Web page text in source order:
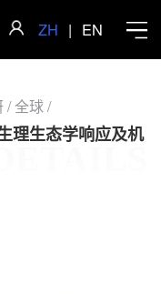
ZH | EN
/全球/
理生态学响应及机